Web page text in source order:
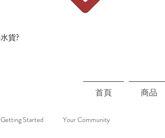
首頁 商品
Getting Started Your Community